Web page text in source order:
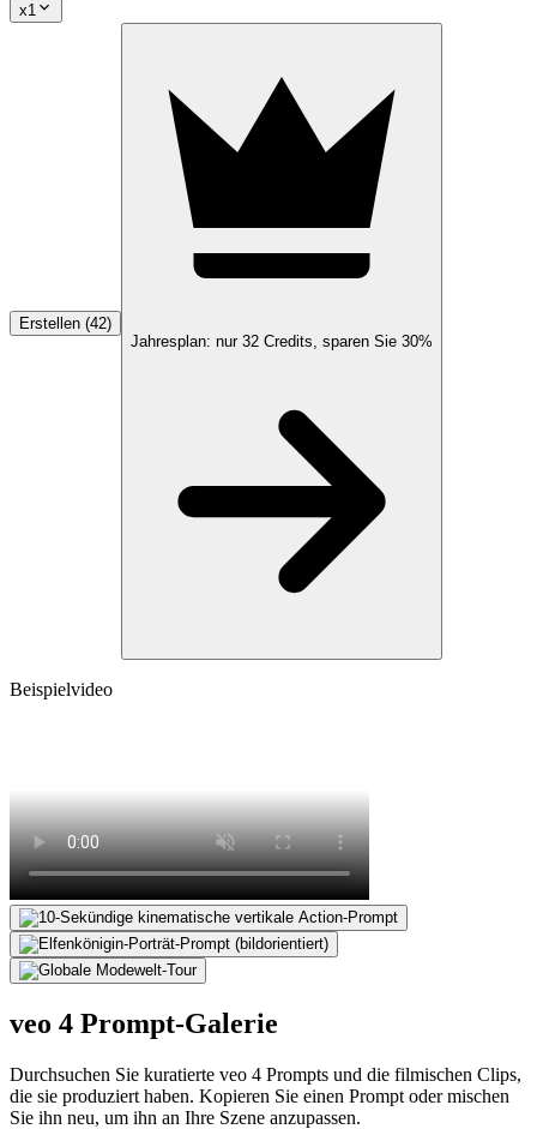
x1
Erstellen (42)
Jahresplan: nur 32 Credits, sparen Sie 30%
Beispielvideo
veo 4 Prompt-Galerie
Durchsuchen Sie kuratierte veo 4 Prompts und die filmischen Clips,
die sie produziert haben. Kopieren Sie einen Prompt oder mischen
Sie ihn neu, um ihn an Ihre Szene anzupassen.